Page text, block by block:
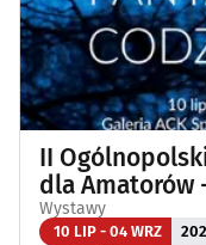
II
dla Amatorów
Wystawy
10 LIP - 04 WRZ